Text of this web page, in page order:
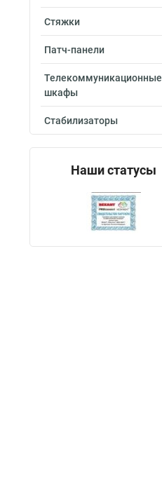
Стяжки
Патч-панели
Телекоммуникационные
шкафы
Стабилизаторы
Наши статусы